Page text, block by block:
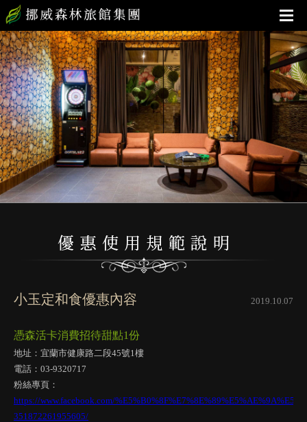
小玉定和食優惠內容 2019.10.07
憑森活卡消費招待甜點1份
地址：宜蘭市健康路二段45號1樓
電話：03-9320717
粉絲專頁：
https://www.facebook.com/
351872261955605/